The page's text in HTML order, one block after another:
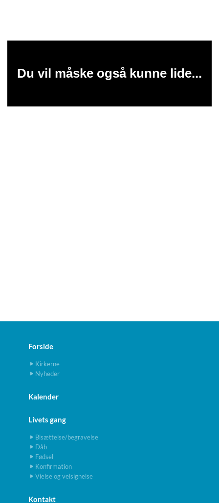
Du vil måske også kunne lide...
Forside
Kirkerne
Nyheder
Kalender
Livets gang
Bisættelse/begravelse
Dåb
Fødsel
Konfirmation
Vielse og velsignelse
Kontakt